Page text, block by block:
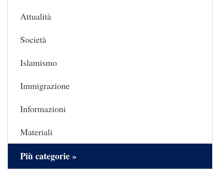
Attualità
Società
Islamismo
Immigrazione
Informazioni
Materiali
Più categorie »